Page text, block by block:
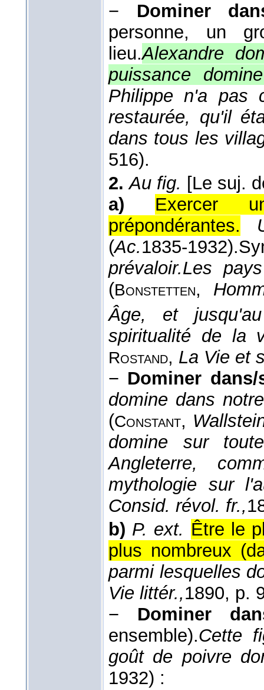
− Dominer
personne, un
lieu.Alexandre
puissance
Philippe n'a pas
restaurée, qu'il
dans tous les
516).
2. Au fig. [Le suj.
a)
Exercer
prépondérantes.
(Ac.1835-1932).
prévaloir.Les
(Bonstetten,
Âge, et
spiritualité de la
Rostand, La Vie et
− Dominer dans/
domine dans
(Constant,
domine sur
Angleterre,
mythologie sur
Consid. révol. fr.,
b) P. ext. Être le
plus nombreux
parmi lesquelles
Vie littér.,1890, p.
− Dominer
ensemble).Cette
goût de poivre
1932) :